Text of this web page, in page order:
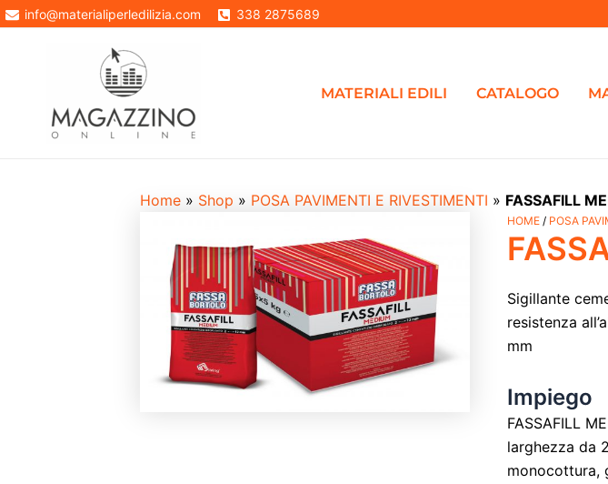
Vai info@materialiperledilizia.com 338 2875689
MATERIALI EDILI CATALOGO
Home » Shop » POSA PAVIMENTI E RIVESTIMENTI » FASSAFILL
In offerta!
HOME / POSA
Sigillante
resistenza
mm
Impiego
FASSAFILL
larghezza da
monocottura,
FASSAFILL
MEDIUM
quantità